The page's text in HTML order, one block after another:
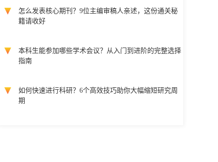
怎么发表核心期刊？9位主编审稿人亲述，这份通关秘
籍请收好
本科生能参加哪些学术会议？从入门到进阶的完整选择
指南
如何快速进行科研？6个高效技巧助你大幅缩短研究周
期